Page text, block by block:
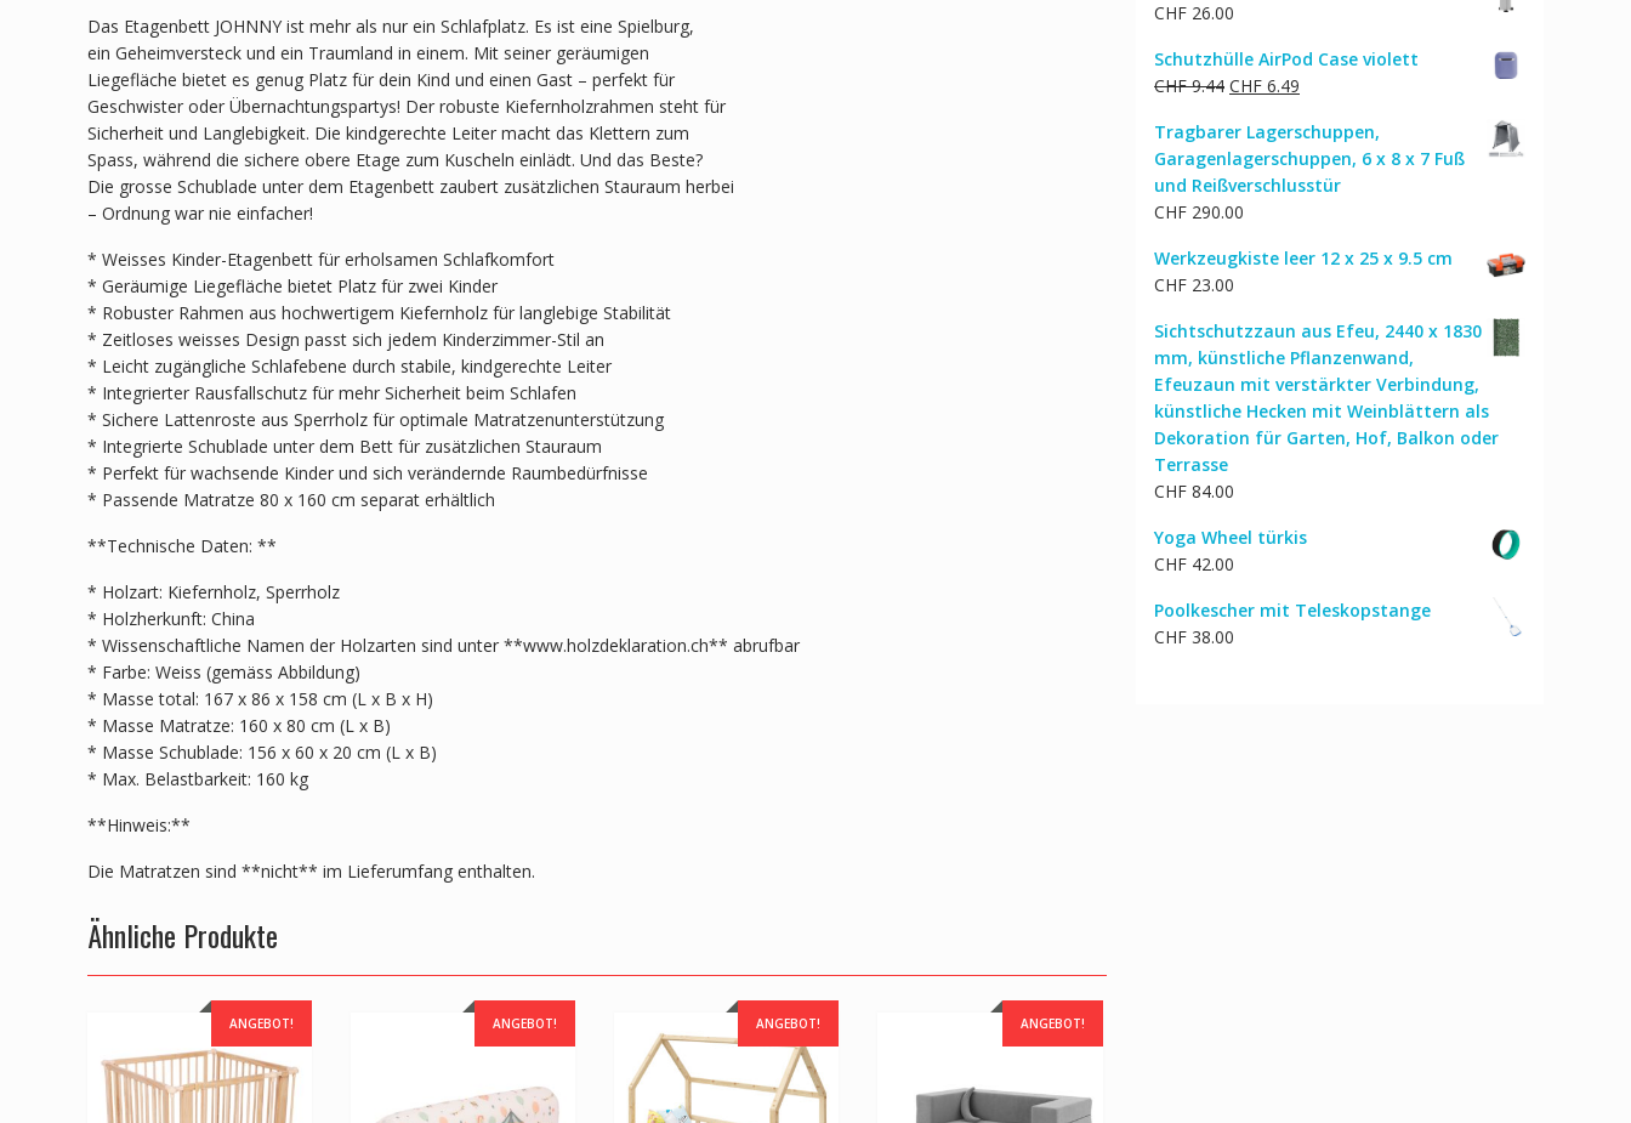
Das Etagenbett JOHNNY ist mehr als nur ein Schlafplatz. Es ist eine Spielburg,
ein Geheimversteck und ein Traumland in einem. Mit seiner geräumigen
Liegefläche bietet es genug Platz für dein Kind und einen Gast – perfekt für
Geschwister oder Übernachtungspartys! Der robuste Kiefernholzrahmen steht für
Sicherheit und Langlebigkeit. Die kindgerechte Leiter macht das Klettern zum
Spass, während die sichere obere Etage zum Kuscheln einlädt. Und das Beste?
Die grosse Schublade unter dem Etagenbett zaubert zusätzlichen Stauraum herbei
– Ordnung war nie einfacher!
* Weisses Kinder-Etagenbett für erholsamen Schlafkomfort
* Geräumige Liegefläche bietet Platz für zwei Kinder
* Robuster Rahmen aus hochwertigem Kiefernholz für langlebige Stabilität
* Zeitloses weisses Design passt sich jedem Kinderzimmer-Stil an
* Leicht zugängliche Schlafebene durch stabile, kindgerechte Leiter
* Integrierter Rausfallschutz für mehr Sicherheit beim Schlafen
* Sichere Lattenroste aus Sperrholz für optimale Matratzenunterstützung
* Integrierte Schublade unter dem Bett für zusätzlichen Stauraum
* Perfekt für wachsende Kinder und sich verändernde Raumbedürfnisse
* Passende Matratze 80 x 160 cm separat erhältlich
**Technische Daten: **
* Holzart: Kiefernholz, Sperrholz
* Holzherkunft: China
* Wissenschaftliche Namen der Holzarten sind unter **www.holzdeklaration.ch** abrufbar
* Farbe: Weiss (gemäss Abbildung)
* Masse total: 167 x 86 x 158 cm (L x B x H)
* Masse Matratze: 160 x 80 cm (L x B)
* Masse Schublade: 156 x 60 x 20 cm (L x B)
* Max. Belastbarkeit: 160 kg
**Hinweis:**
Die Matratzen sind **nicht** im Lieferumfang enthalten.
Ähnliche Produkte
ANGEBOT! ANGEBOT! ANGEBOT! ANGEBOT!
CHF 26.00
Schutzhülle AirPod Case violett
CHF9.44 Ursprünglicher
war:
CHF 9.44
CHF 6.49
ist:
CHF 6.49.
Tragbarer Lagerschuppen,
Garagenlagerschuppen, 6 x 8 x 7 Fuß
und Reißverschlusstür
CHF 290.00
Werkzeugkiste leer 12 x 25 x 9.5 cm
CHF 23.00
Sichtschutzzaun aus Efeu, 2440 x 1830
mm, künstliche Pflanzenwand,
Efeuzaun mit verstärkter Verbindung,
künstliche Hecken mit Weinblättern als
Dekoration für Garten, Hof, Balkon oder
Terrasse
CHF 84.00
Yoga Wheel türkis
CHF 42.00
Poolkescher mit Teleskopstange
CHF 38.00